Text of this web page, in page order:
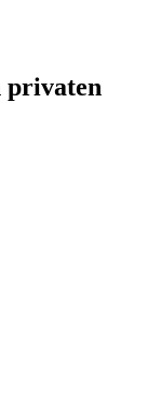
privaten